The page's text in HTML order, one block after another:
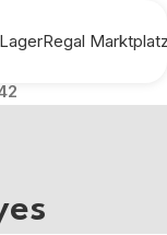
LagerRegal
wp-